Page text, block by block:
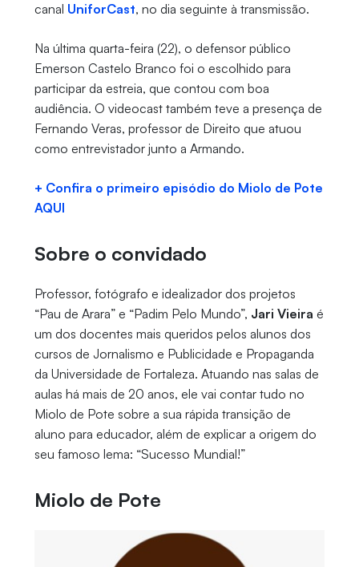
canal UniforCast, no dia seguinte à transmissão.
Na última quarta-feira (22), o defensor público
Emerson Castelo Branco foi o escolhido para
participar da estreia, que contou com boa
audiência. O videocast também teve a presença de
Fernando Veras, professor de Direito que atuou
como entrevistador junto a Armando.
+ Confira o primeiro episódio do Miolo de Pote
AQUI
Sobre o convidado
Professor, fotógrafo e idealizador dos projetos
“Pau de Arara” e “Padim Pelo Mundo”, Jari Vieira é
um dos docentes mais queridos pelos alunos dos
cursos de Jornalismo e Publicidade e Propaganda
da Universidade de Fortaleza. Atuando nas salas de
aulas há mais de 20 anos, ele vai contar tudo no
Miolo de Pote sobre a sua rápida transição de
aluno para educador, além de explicar a origem do
seu famoso lema: “Sucesso Mundial!”
Miolo de Pote